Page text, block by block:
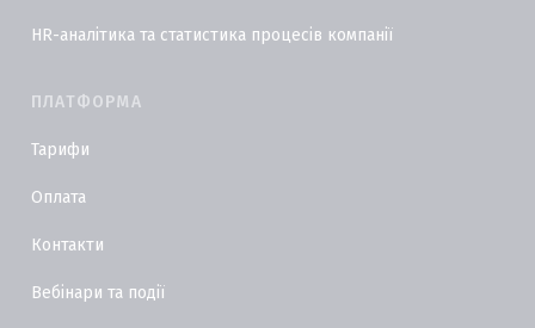
HR-аналітика та статистика процесів компанії
ПЛАТФОРМА
Тарифи
Оплата
Контакти
Вебінари та події